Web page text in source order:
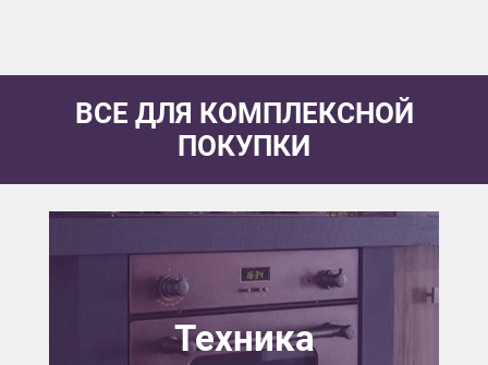
ВСЕ ДЛЯ КОМПЛЕКСНОЙ
ПОКУПКИ
Техника